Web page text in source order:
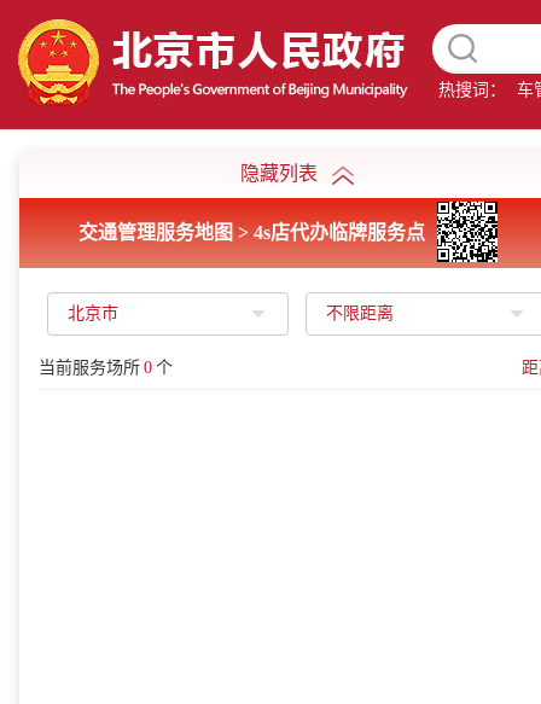
热搜词： 车
隐藏列表
交通管理服务地图 > 4s店代办临牌服务点
北京市 不限距离
当前服务场所 0 个